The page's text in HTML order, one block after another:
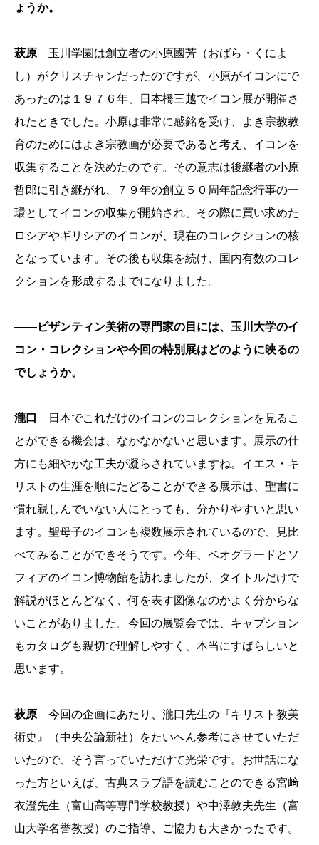
ょうか。
萩原 玉川学園は創立者の小原國芳（おばら・くによ
し）がクリスチャンだったのですが、小原がイコンにで
あったのは１９７６年、日本橋三越でイコン展が開催さ
れたときでした。小原は非常に感銘を受け、よき宗教教
育のためにはよき宗教画が必要であると考え、イコンを
収集することを決めたのです。その意志は後継者の小原
哲郎に引き継がれ、７９年の創立５０周年記念行事の一
環としてイコンの収集が開始され、その際に買い求めた
ロシアやギリシアのイコンが、現在のコレクションの核
となっています。その後も収集を続け、国内有数のコレ
クションを形成するまでになりました。
――ビザンティン美術の専門家の目には、玉川大学のイ
コン・コレクションや今回の特別展はどのように映るの
でしょうか。
瀧口
日本でこれだけのイコンのコレクションを見るこ
とができる機会は、なかなかないと思います。展示の仕
方にも細やかな工夫が凝らされていますね。イエス・キ
リストの生涯を順にたどることができる展示は、聖書に
慣れ親しんでいない人にとっても、分かりやすいと思い
ます。聖母子のイコンも複数展示されているので、見比
べてみることができそうです。今年、ベオグラードとソ
フィアのイコン博物館を訪れましたが、タイトルだけで
解説がほとんどなく、何を表す図像なのかよく分からな
いことがありました。今回の展覧会では、キャプション
もカタログも親切で理解しやすく、本当にすばらしいと
思います。
萩原 今回の企画にあたり、瀧口先生の『キリスト教美
術史』（中央公論新社）をたいへん参考にさせていただ
いたので、そう言っていただけて光栄です。お世話にな
った方といえば、古典スラブ語を読むことのできる宮﨑
衣澄先生（富山高等専門学校教授）や中澤敦夫先生（富
山大学名誉教授）のご指導、ご協力も大きかったです。